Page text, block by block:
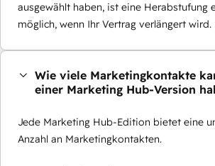
ausgewählt haben, ist eine Herabstufung
möglich, wenn Ihr Vertrag verlängert wird.
Wie viele Marketingkontakte
einer Marketing Hub-Version
Jede Marketing Hub-Edition bietet eine
Anzahl an Marketingkontakten.